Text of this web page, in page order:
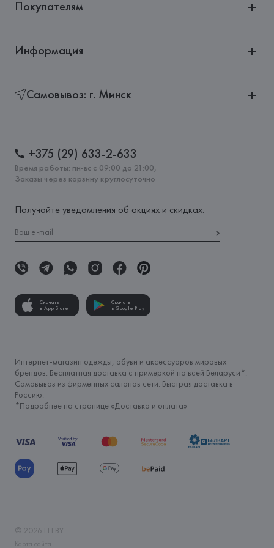
Покупателям
Информация
Самовывоз: г. Минск
+375 (29) 633-2-633
Время работы: пн-вс с 09:00 до 21:00,
Заказы через корзину круглосуточно
Получайте уведомления об акциях и скидках:
Скачать
в App Store
Скачать
в Google Play
Интернет-магазин одежды, обуви и аксессуаров мировых
брендов. Бесплатная доставка с примеркой по всей Беларуси*.
Самовывоз из фирменных салонов сети. Быстрая доставка в
Россию.
*Подробнее на странице «Доставка и оплата»
© 2026 FH.BY
Карта сайта